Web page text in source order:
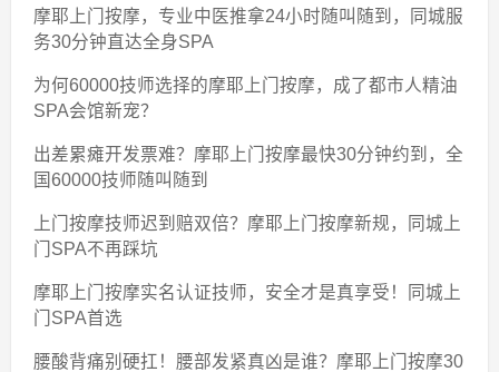
摩耶上门按摩，专业中医推拿24小时随叫随到，同城服
务30分钟直达全身SPA
为何60000技师选择的摩耶上门按摩，成了都市人精油
SPA会馆新宠？
出差累瘫开发票难？摩耶上门按摩最快30分钟约到，全
国60000技师随叫随到
上门按摩技师迟到赔双倍？摩耶上门按摩新规，同城上
门SPA不再踩坑
摩耶上门按摩实名认证技师，安全才是真享受！同城上
门SPA首选
腰酸背痛别硬扛！腰部发紧真凶是谁？摩耶上门按摩30